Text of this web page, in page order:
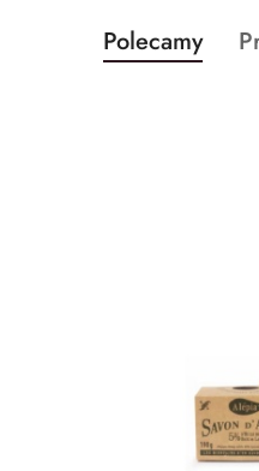
Pomiń karuzelę
Produkty
o
Polecamy